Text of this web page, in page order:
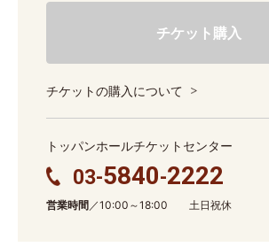
チケット購入
チケットの購入について
トッパンホールチケットセンター
03-5840-2222
営業時間 ／10:00～18:00 土日祝休